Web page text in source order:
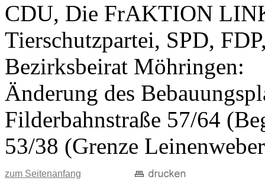
CDU, Die FrAKTION
Tierschutzpartei, SPD,
Bezirksbeirat Möhringen:
Änderung des
Filderbahnstraße 57/64
53/38 (Grenze
zum Seitenanfang